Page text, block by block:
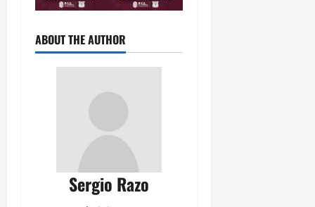
ABOUT THE AUTHOR
Sergio Razo